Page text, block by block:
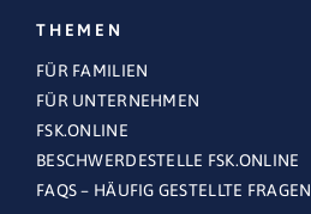
THEMEN
FÜR FAMILIEN
FÜR UNTERNEHMEN
FSK.ONLINE
BESCHWERDESTELLE FSK.ONLINE
FAQS – HÄUFIG GESTELLTE FRAGEN